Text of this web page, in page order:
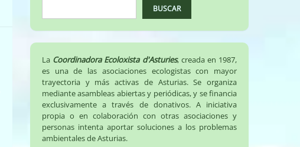
BUSCAR
La Coordinadora Ecoloxista d'Asturies, creada en 1987,
es una de las asociaciones ecologistas con mayor
trayectoria y más activas de Asturias. Se organiza
mediante asambleas abiertas y periódicas, y se financia
exclusivamente a través de donativos. A iniciativa
propia o en colaboración con otras asociaciones y
personas intenta aportar soluciones a los problemas
ambientales de Asturias.